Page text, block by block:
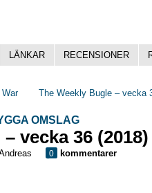
LÄNKAR RECENSIONER
The Weekly Bugle – vecka
OMSLAG
vecka 36 (2018)
0 kommentarer